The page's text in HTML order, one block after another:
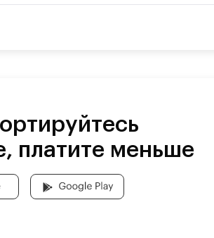
платите меньше